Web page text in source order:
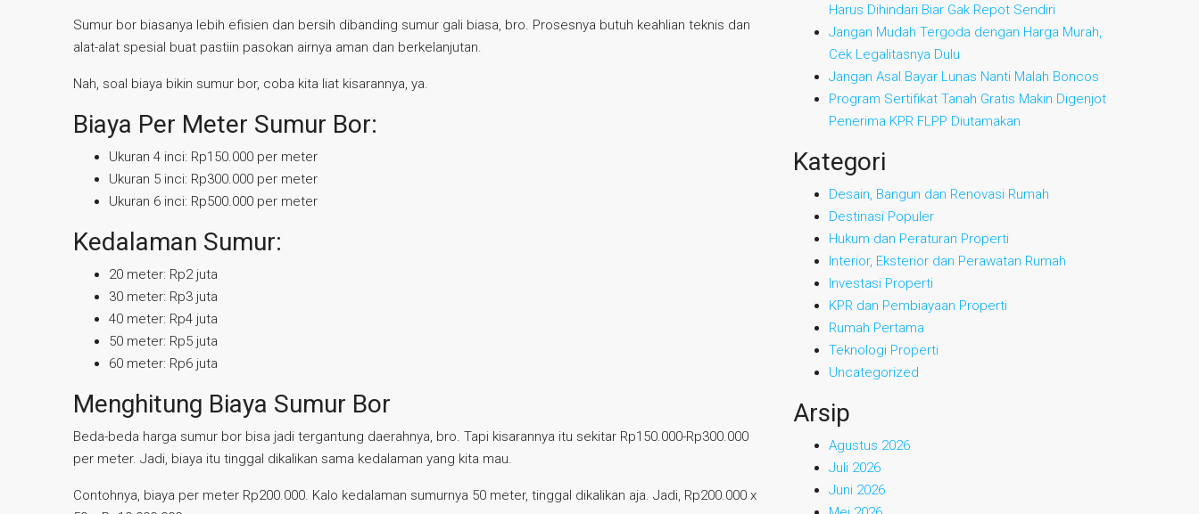
Sumur bor biasanya lebih efisien dan bersih dibanding sumur gali biasa, bro. Prosesnya butuh keahlian teknis dan
alat-alat spesial buat pastiin pasokan airnya aman dan berkelanjutan.
Nah, soal biaya bikin sumur bor, coba kita liat kisarannya, ya.
Biaya Per Meter Sumur Bor:
Ukuran 4 inci: Rp150.000 per meter
Ukuran 5 inci: Rp300.000 per meter
Ukuran 6 inci: Rp500.000 per meter
Kedalaman Sumur:
20 meter: Rp2 juta
30 meter: Rp3 juta
40 meter: Rp4 juta
50 meter: Rp5 juta
60 meter: Rp6 juta
Menghitung Biaya Sumur Bor
Beda-beda harga sumur bor bisa jadi tergantung daerahnya, bro. Tapi kisarannya itu sekitar Rp150.000-Rp300.000
per meter. Jadi, biaya itu tinggal dikalikan sama kedalaman yang kita mau.
Contohnya, biaya per meter Rp200.000. Kalo kedalaman sumurnya 50 meter, tinggal dikalikan aja. Jadi, Rp200.000 x
Harus Dihindari Biar Gak Repot Sendiri
Jangan Mudah Tergoda dengan Harga Murah,
Cek Legalitasnya Dulu
Jangan Asal Bayar Lunas Nanti Malah Boncos
Program Sertifikat Tanah Gratis Makin Digenjot
Penerima KPR FLPP Diutamakan
Kategori
Desain, Bangun dan Renovasi Rumah
Destinasi Populer
Hukum dan Peraturan Properti
Interior, Eksterior dan Perawatan Rumah
Investasi Properti
KPR dan Pembiayaan Properti
Rumah Pertama
Teknologi Properti
Uncategorized
Arsip
Agustus 2026
Juli 2026
Juni 2026